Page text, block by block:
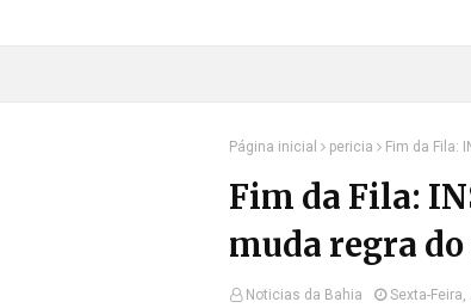
Página inicial pericia Fim da Fila:
Fim da Fila:
muda regra
Noticias da Bahia Sexta-Feira,